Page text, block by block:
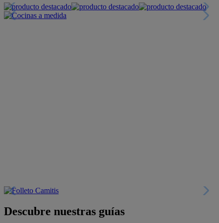
Descubre nuestras guías